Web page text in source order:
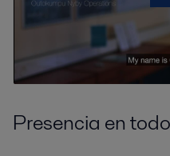
Presencia en